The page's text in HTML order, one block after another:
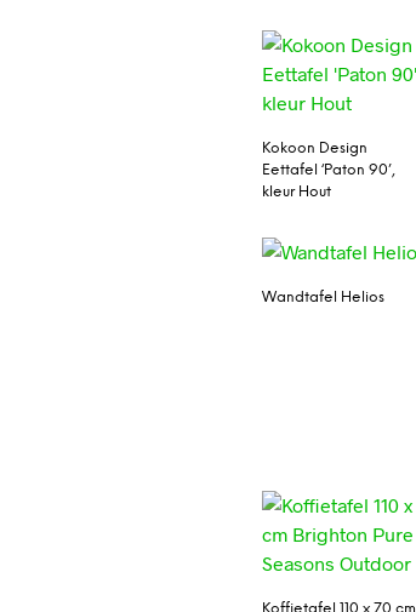
Kokoon Design
Eettafel ‘Paton 90’,
kleur Hout
Wandtafel Helios